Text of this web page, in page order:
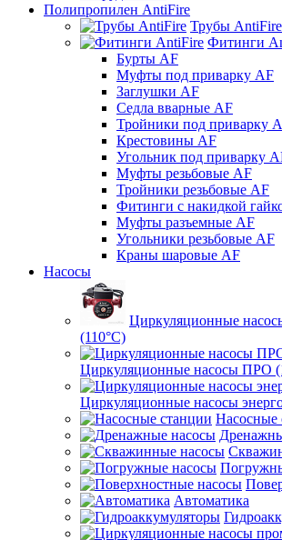
Полипропилен AntiFire
Трубы AntiFire
Фитинги
Бурты AF
Муфты под приварку AF
Заглушки AF
Седла вварные AF
Тройники под приварку
Крестовины AF
Угольник под приварку
Муфты резьбовые AF
Тройники резьбовые AF
Фитинги с накидкой
Муфты разъемные AF
Угольники резьбовые AF
Краны шаровые AF
Насосы
Циркуляционные
(110°C)
Циркуляционные насосы ПРО
Циркуляционные насосы
Насосные
Автоматика